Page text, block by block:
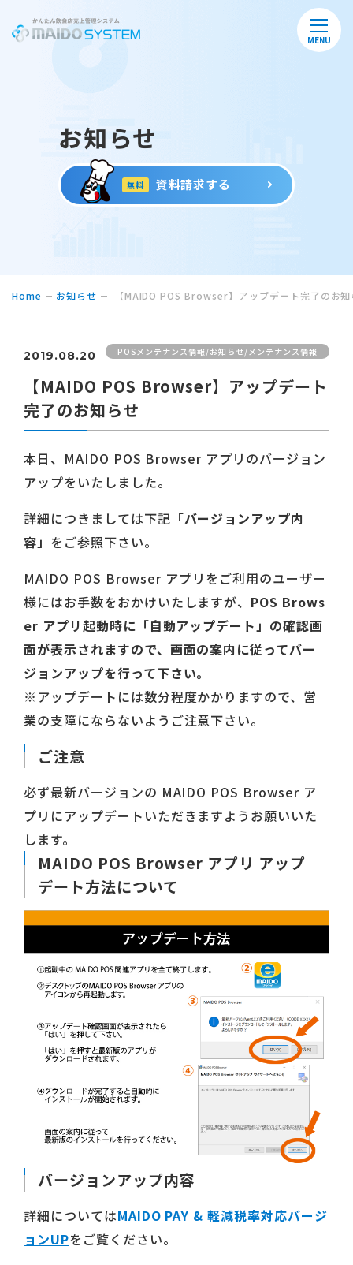
MENU
お知らせ
無料 資料請求する
Home お知らせ 【MAIDO POS Browser】アップデート完了のお
2019.08.20 POSメンテナンス情報/お知らせ/メンテナンス情報
【MAIDO POS Browser】アップデート
完了のお知らせ
本日、MAIDO POS Browser アプリのバージョン
アップをいたしました。
詳細につきましては下記 「バージョンアップ内
容」 をご参照下さい。
MAIDO POS Browser アプリをご利用のユーザー
様にはお手数をおかけいたしますが、 POS Brows
er アプリ起動時に「自動アップデート」の確認画
面が表示されますので、画面の案内に従ってバー
ジョンアップを行って下さい。
※アップデートには数分程度かかりますので、営
業の支障にならないようご注意下さい。
ご注意
必ず最新バージョンの MAIDO POS Browser ア
プリにアップデートいただきますようお願いいた
します。
MAIDO POS Browser アプリ アップ
デート方法について
バージョンアップ内容
詳細についてはMAIDO PAY & 軽減税率対応バージ
ョンUPをご覧ください。